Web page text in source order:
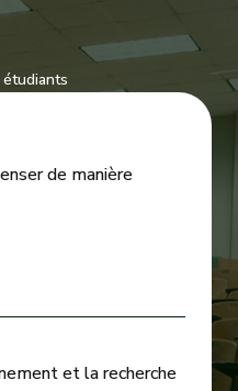
de manière
et la recherche